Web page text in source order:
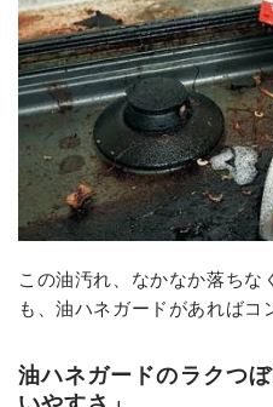
この油汚れ、なかなか落ち
も、油ハネガードがあればコ
油ハネガードのラクつ